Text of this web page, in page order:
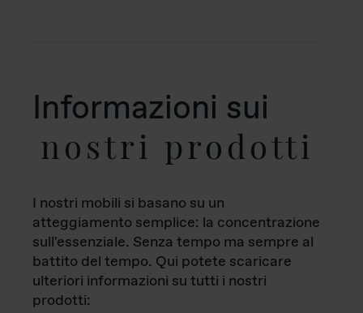
Informazioni sui
nostri prodotti
I nostri mobili si basano su un
atteggiamento semplice: la concentrazione
sull'essenziale. Senza tempo ma sempre al
battito del tempo. Qui potete scaricare
ulteriori informazioni su tutti i nostri
prodotti: